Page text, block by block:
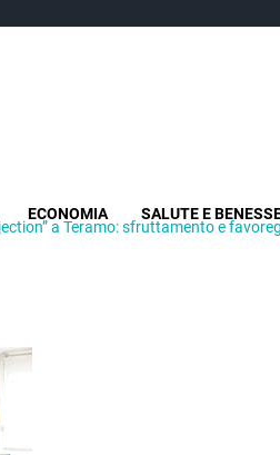
ECONOMIA SALUTE E
a Teramo: sfruttamento e